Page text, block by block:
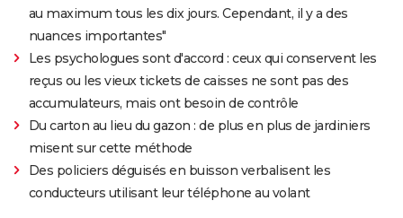
au maximum tous les dix jours. Cependant, il y a des
nuances importantes"
Les psychologues sont d'accord : ceux qui conservent les
reçus ou les vieux tickets de caisses ne sont pas des
accumulateurs, mais ont besoin de contrôle
Du carton au lieu du gazon : de plus en plus de jardiniers
misent sur cette méthode
Des policiers déguisés en buisson verbalisent les
conducteurs utilisant leur téléphone au volant